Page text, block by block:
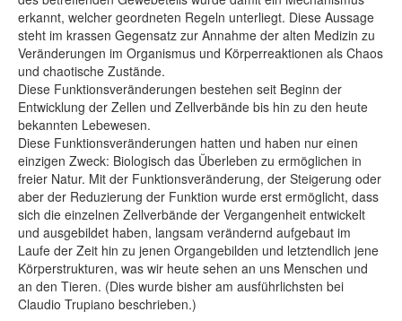
erkannt, welcher geordneten Regeln unterliegt. Diese Aussage
steht im krassen Gegensatz zur Annahme der alten Medizin zu
Veränderungen im Organismus und Körperreaktionen als Chaos
und chaotische Zustände.
Diese Funktionsveränderungen bestehen seit Beginn der
Entwicklung der Zellen und Zellverbände bis hin zu den heute
bekannten Lebewesen.
Diese Funktionsveränderungen hatten und haben nur einen
einzigen Zweck: Biologisch das Überleben zu ermöglichen in
freier Natur. Mit der Funktionsveränderung, der Steigerung oder
aber der Reduzierung der Funktion wurde erst ermöglicht, dass
sich die einzelnen Zellverbände der Vergangenheit entwickelt
und ausgebildet haben, langsam verändernd aufgebaut im
Laufe der Zeit hin zu jenen Organgebilden und letztendlich jene
Körperstrukturen, was wir heute sehen an uns Menschen und
an den Tieren. (Dies wurde bisher am ausführlichsten bei
Claudio Trupiano beschrieben.)